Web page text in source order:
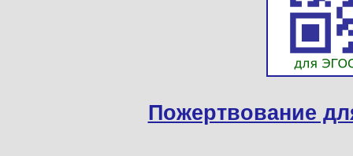
Пожертвование